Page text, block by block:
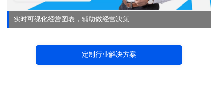
实时可视化经营图表，辅助做经营决策
定制行业解决方案